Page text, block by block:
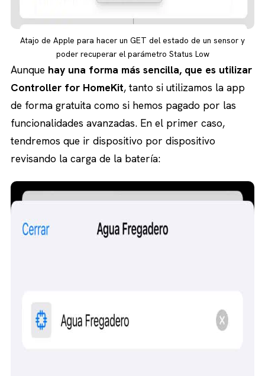
Atajo de Apple para hacer un GET del estado de un sensor y
poder recuperar el parámetro Status Low
Aunque hay una forma más sencilla, que es utilizar
Controller for HomeKit, tanto si utilizamos la app
de forma gratuita como si hemos pagado por las
funcionalidades avanzadas. En el primer caso,
tendremos que ir dispositivo por dispositivo
revisando la carga de la batería: